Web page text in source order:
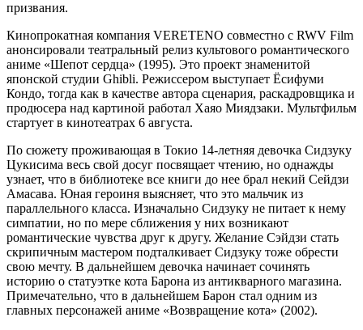
призвания.
Кинопрокатная компания VERETENO совместно с RWV Film
анонсировали театральный релиз культового романтического
аниме «Шепот сердца» (1995). Это проект знаменитой
японской студии Ghibli. Режиссером выступает Ёсифуми
Кондо, тогда как в качестве автора сценария, раскадровщика и
продюсера над картиной работал Хаяо Миядзаки. Мультфильм
стартует в кинотеатрах 6 августа.
По сюжету проживающая в Токио 14-летняя девочка Сидзуку
Цукисима весь свой досуг посвящает чтению, но однажды
узнает, что в библиотеке все книги до нее брал некий Сейдзи
Амасава. Юная героиня выясняет, что это мальчик из
параллельного класса. Изначально Сидзуку не питает к нему
симпатии, но по мере сближения у них возникают
романтические чувства друг к другу. Желание Сэйдзи стать
скрипичным мастером подталкивает Сидзуку тоже обрести
свою мечту. В дальнейшем девочка начинает сочинять
историю о статуэтке кота Барона из антикварного магазина.
Примечательно, что в дальнейшем Барон стал одним из
главных персонажей аниме «Возвращение кота» (2002).